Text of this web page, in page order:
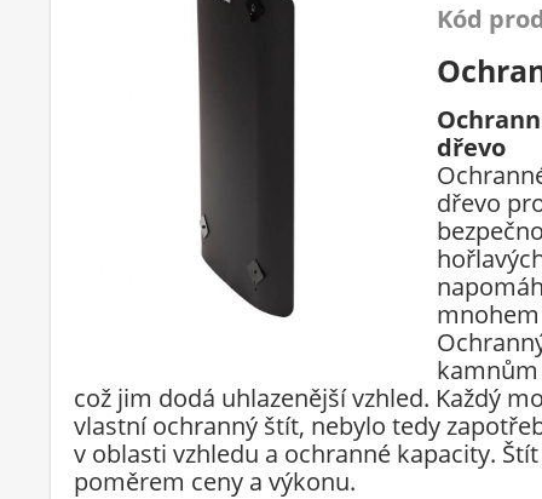
Kód
dřevo
dřevo
což jim dodá uhlazenější vzhled. Každý
vlastní ochranný štít, nebylo tedy
v oblasti vzhledu a ochranné kapacity.
poměrem ceny a výkonu.